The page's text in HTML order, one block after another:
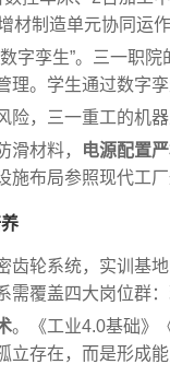
材制造单元协同运
字孪生”。三一职
理。学生通过数字
，三一重工的机
滑材料，
电源配置
施布局参照现代工
齿轮系统，实训基
覆盖四大岗位群
。《工业4.0基础》
立存在，而是形成